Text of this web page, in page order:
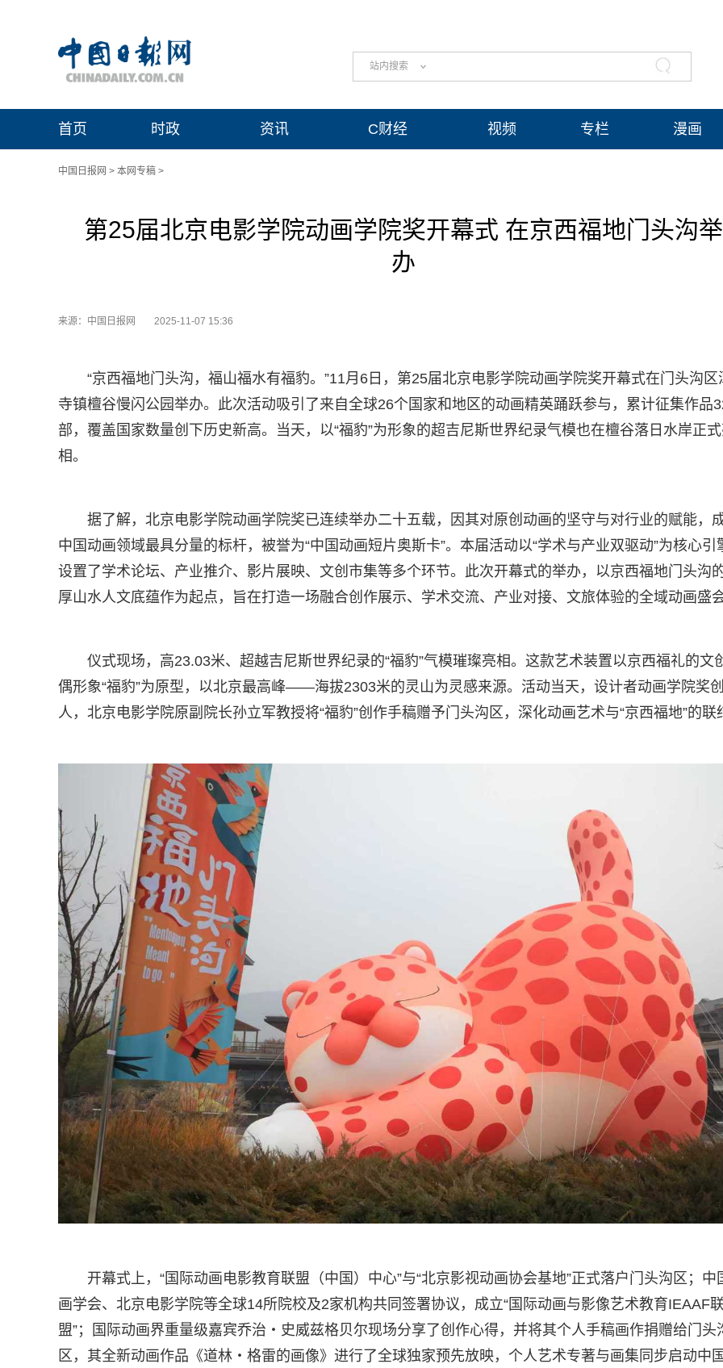
站内搜索
首页 时政 资讯 C财经 视频 专栏 漫画
中国日报网 > 本网专稿 >
第25届北京电影学院动画学院奖开幕式 在京西福地门头沟举
办
来源：中国日报网 2025-11-07 15:36
“京西福地门头沟，福山福水有福豹。”11月6日，第25届北京电影学院动画学院奖开幕式在门头沟区
寺镇檀谷慢闪公园举办。此次活动吸引了来自全球26个国家和地区的动画精英踊跃参与，累计征集作品
部，覆盖国家数量创下历史新高。当天，以“福豹”为形象的超吉尼斯世界纪录气模也在檀谷落日水岸正
相。
据了解，北京电影学院动画学院奖已连续举办二十五载，因其对原创动画的坚守与对行业的赋能，
中国动画领域最具分量的标杆，被誉为“中国动画短片奥斯卡”。本届活动以“学术与产业双驱动”为核心引
设置了学术论坛、产业推介、影片展映、文创市集等多个环节。此次开幕式的举办，以京西福地门头沟
厚山水人文底蕴作为起点，旨在打造一场融合创作展示、学术交流、产业对接、文旅体验的全域动画盛
仪式现场，高23.03米、超越吉尼斯世界纪录的“福豹”气模璀璨亮相。这款艺术装置以京西福礼的文
偶形象“福豹”为原型，以北京最高峰——海拔2303米的灵山为灵感来源。活动当天，设计者动画学院奖
人，北京电影学院原副院长孙立军教授将“福豹”创作手稿赠予门头沟区，深化动画艺术与“京西福地”的联
开幕式上，“国际动画电影教育联盟（中国）中心”与“北京影视动画协会基地”正式落户门头沟区；中
画学会、北京电影学院等全球14所院校及2家机构共同签署协议，成立“国际动画与影像艺术教育IEAAF
盟”；国际动画界重量级嘉宾乔治・史威兹格贝尔现场分享了创作心得，并将其个人手稿画作捐赠给门头
区，其全新动画作品《道林・格雷的画像》进行了全球独家预先放映，个人艺术专著与画集同步启动中